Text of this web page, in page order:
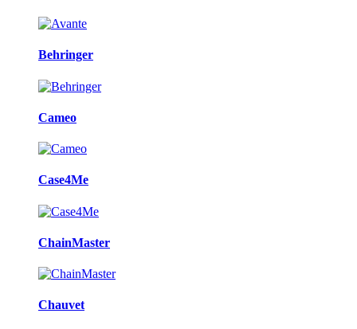
Behringer
Cameo
Case4Me
ChainMaster
Chauvet